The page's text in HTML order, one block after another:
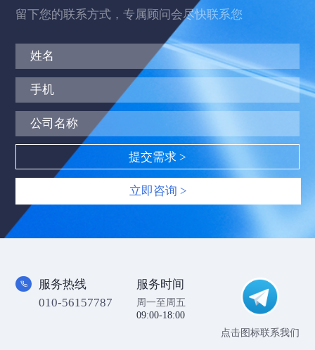
留下您的联系方式，专属顾问会尽快联系您
立即咨询 >
服务热线
010-56157787
服务时间
周一至周五
09:00-18:00
点击图标联系我们